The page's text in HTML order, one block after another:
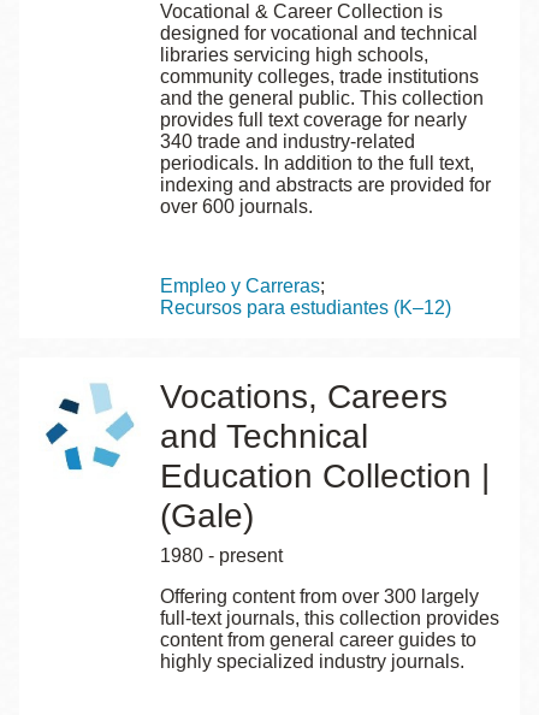
Vocational & Career Collection is
designed for vocational and technical
libraries servicing high schools,
community colleges, trade institutions
and the general public. This collection
provides full text coverage for nearly
340 trade and industry-related
periodicals. In addition to the full text,
indexing and abstracts are provided for
over 600 journals.
Topics
Empleo y Carreras
Recursos para estudiantes (K–12)
Vocations, Careers
and Technical
Education Collection |
(Gale)
1980 - present
Offering content from over 300 largely
full-text journals, this collection provides
content from general career guides to
highly specialized industry journals.